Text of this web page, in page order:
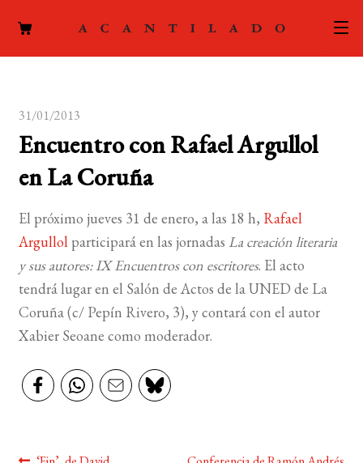
ACTUALIDAD
LA EDITORIAL
menú
FOREIGN RIGHTS
CONTACTO
31/01/2013
Encuentro con Rafael Argullol
en La Coruña
El próximo jueves 31 de enero, a las 18 h, Rafael
Argullolparticipará en las jornadas La creación literaria
y sus autores: IX Encuentros con escritores. El acto
tendrá lugar en el Salón de Actos de la UNED de La
Coruña (c/ Pepín Rivero, 3), y contará con el autor
Xabier Seoane como moderador.